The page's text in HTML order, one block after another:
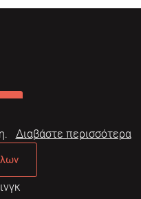
Διαβάστε περισσότερα